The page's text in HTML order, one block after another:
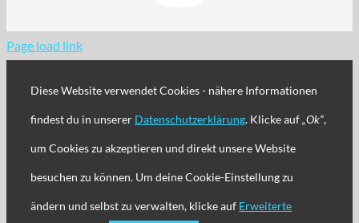
Page load link
Diese Website verwendet Cookies - nähere Informationen
findest du in unserer Datenschutzerklärung. Klicke auf„Ok“,
um Cookies zu akzeptieren und direkt unsere Website
besuchen zu können. Um deine Cookie-Einstellung zu
ändern und selbst zu verwalten, klicke auf Erweiterte